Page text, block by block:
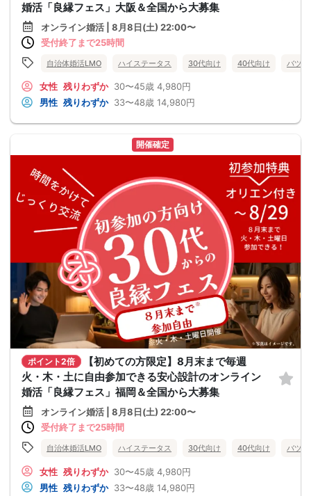
婚活「良縁フェス」大阪＆全国から大募集
オンライン婚活 | 8月8日(土) 22:00〜
受付終了まで25時間
自治体婚活LMO ハイステータス 30代向け 40代向け バツ
女性 残りわずか 30〜45歳 4,980円
男性 残りわずか 33〜48歳 14,980円
開催確定
ポイント2倍
【初めての方限定】8月末まで毎週
火・木・土に自由参加できる安心設計のオンライン
婚活「良縁フェス」福岡＆全国から大募集
オンライン婚活 | 8月8日(土) 22:00〜
受付終了まで25時間
自治体婚活LMO ハイステータス 30代向け 40代向け バツ
女性 残りわずか 30〜45歳 4,980円
男性 残りわずか 33〜48歳 14,980円